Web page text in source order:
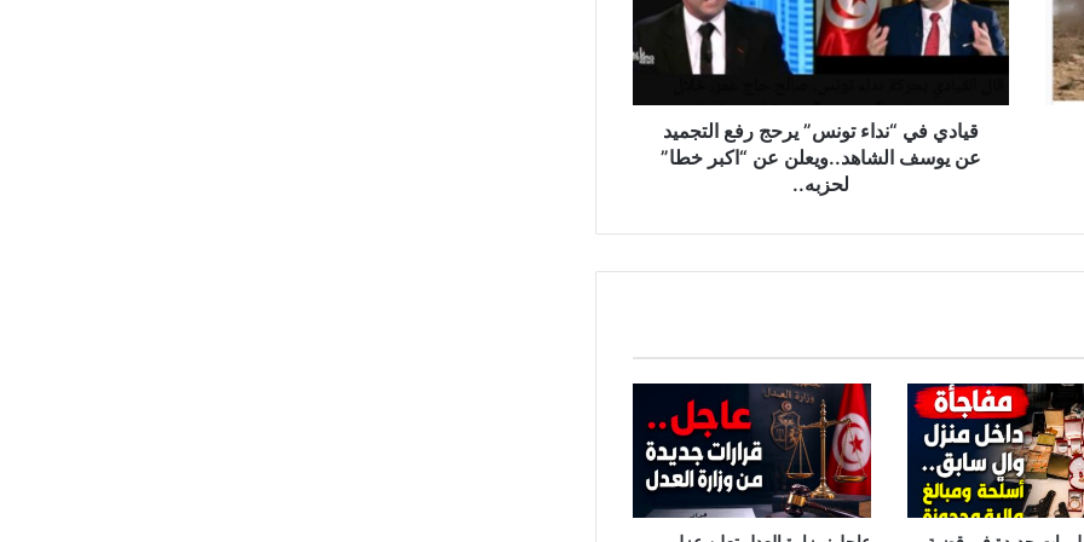
ف
ي
ن
و
ر
ح
ج
ر
ف
ع
ا
قيادي في “نداء تونس” يرحج رفع التجميد
عن يوسف الشاهد..ويعلن عن “اكبر خطا”
لحزبه..